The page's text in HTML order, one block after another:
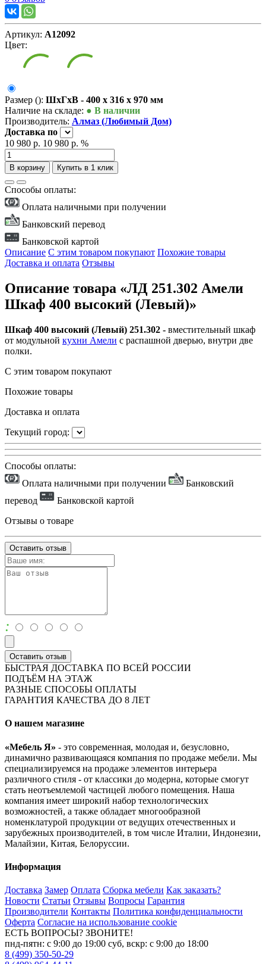
Артикул: А12092
Цвет:
Размер (): ШxГxВ - 400 x 316 x 970 мм
Наличие на складе: ● В наличии
Производитель: Алмаз (Любимый Дом)
Доставка по
10 980 р. 10 980 р. %
В корзину Купить в 1 клик
Способы оплаты:
Оплата наличными при получении
Банковский перевод
Банковской картой
Описание С этим товаром покупают Похожие товары
Доставка и оплата Отзывы
Описание товара «ЛД 251.302 Амели
Шкаф 400 высокий (Левый)»
Шкаф 400 высокий (Левый) 251.302 - вместительный шкаф
от модульной кухни Амели с распашной дверью, внутри две
полки.
С этим товаром покупают
Похожие товары
Доставка и оплата
Текущий город:
Способы оплаты:
Оплата наличными при получении
Банковский
перевод
Банковской картой
Отзывы о товаре
Оставить отзыв
:
Оставить отзыв
БЫСТРАЯ ДОСТАВКА ПО ВСЕЙ РОССИИ
ПОДЪЁМ НА ЭТАЖ
РАЗНЫЕ СПОСОБЫ ОПЛАТЫ
ГАРАНТИЯ КАЧЕСТВА ДО 8 ЛЕТ
О нашем магазине
«Мебель Я» - это современная, молодая и, безусловно,
динамично развивающаяся компания по продаже мебели. Мы
специализируемся на продаже элементов интерьера
различного стиля - от классики до модерна, которые смогут
стать неотъемлемой частицей любого помещения. Наша
компания имеет широкий набор технологических
возможностей, а также обладает многообразной
номенклатурой продукции от ведущих отечественных и
зарубежных производителей, в том числе Италии, Индонезии,
Малайзии, Китая, Белоруссии.
Информация
Доставка Замер Оплата Сборка мебели Как заказать?
Новости Статьи Отзывы Вопросы Гарантия
Производители Контакты Политика конфиденциальности
Оферта Согласие на использование cookie
ЕСТЬ ВОПРОСЫ? ЗВОНИТЕ!
пнд-пятн: с 9:00 до 19:00 суб, вскр: с 9:00 до 18:00
8 (499) 350-50-29